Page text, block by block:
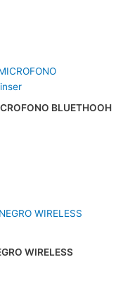
BLUETHOOH
WIRELESS